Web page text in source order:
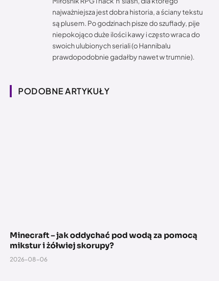
najważniejsza jest dobra historia, a ściany tekstu
są plusem. Po godzinach pisze do szuflady, pije
niepokojąco duże ilości kawy i często wraca do
swoich ulubionych seriali (o Hannibalu
prawdopodobnie gadałby nawet w trumnie).
PODOBNE ARTYKUŁY
Minecraft – jak oddychać pod wodą za pomocą
mikstur i żółwiej skorupy?
2026-08-06